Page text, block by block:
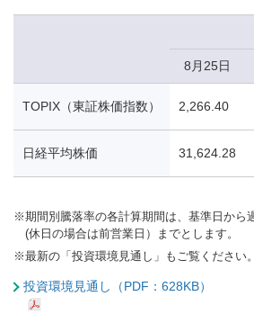
8月25日
TOPIX（東証株価指数） 2,266.40
日経平均株価 31,624.28
※期間別騰落率の各計算期間は、基準日から
(休日の場合は前営業日）までとします。
※最新の「投資環境見通し」もご覧ください。
投資環境見通し（PDF：628KB）